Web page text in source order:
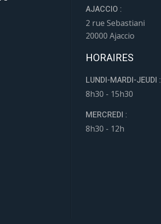
AJACCIO :
2 rue Sebastiani
20000 Ajaccio
HORAIRES
LUNDI-MARDI-JEUDI :
8h30 - 15h30
MERCREDI :
8h30 - 12h